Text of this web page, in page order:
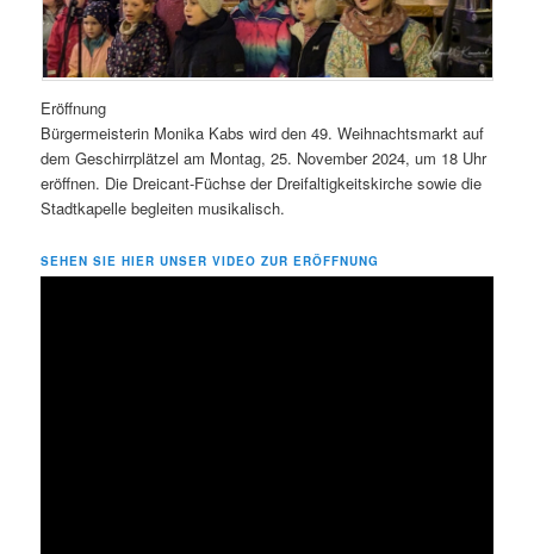
Eröffnung
Bürgermeisterin Monika Kabs wird den 49. Weihnachtsmarkt auf
dem Geschirrplätzel am Montag, 25. November 2024, um 18 Uhr
eröffnen. Die Dreicant-Füchse der Dreifaltigkeitskirche sowie die
Stadtkapelle begleiten musikalisch.
SEHEN SIE HIER UNSER VIDEO ZUR ERÖFFNUNG